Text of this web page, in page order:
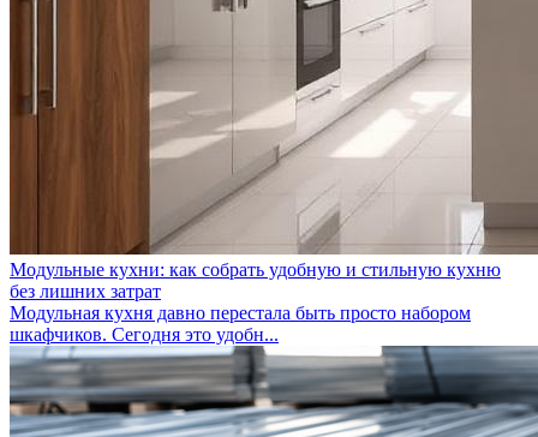
Модульные кухни: как собрать удобную и стильную кухню
без лишних затрат
Модульная кухня давно перестала быть просто набором
шкафчиков. Сегодня это удобн...